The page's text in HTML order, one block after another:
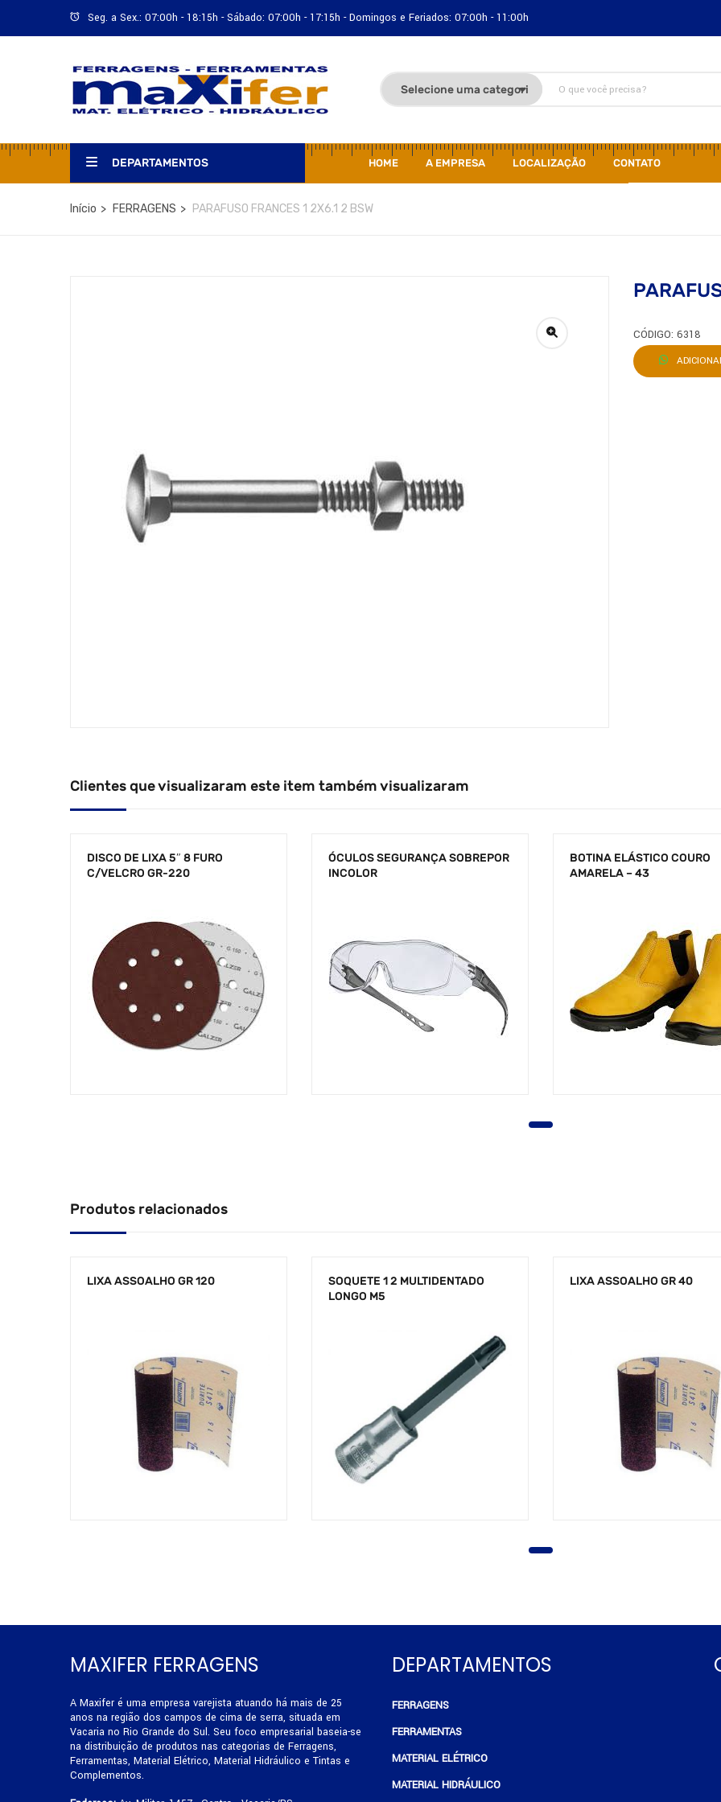
Seg. a Sex.: 07:00h - 18:15h - Sábado: 07:00h - 17:15h - Domingos e Feriados: 07:00h - 11:00h
DEPARTAMENTOS HOME A EMPRESA LOCALIZAÇÃO CONTATO
Início FERRAGENS PARAFUSO FRANCES 1 2X6.1 2 BSW
CÓDIGO: 6318
Clientes que visualizaram este item também visualizaram
DISCO DE LIXA 5″ 8 FURO
C/VELCRO GR-220
ÓCULOS SEGURANÇA SOBREPOR
INCOLOR
BOTINA ELÁSTICO COURO
AMARELA – 43
Produtos relacionados
LIXA ASSOALHO GR 120
SOQUETE 1 2 MULTIDENTADO
LONGO M5
LIXA ASSOALHO GR 40
MAXIFER FERRAGENS
A Maxifer é uma empresa varejista atuando há mais de 25
anos na região dos campos de cima de serra, situada em
Vacaria no Rio Grande do Sul. Seu foco empresarial baseia-se
na distribuição de produtos nas categorias de Ferragens,
Ferramentas, Material Elétrico, Material Hidráulico e Tintas e
Complementos.
DEPARTAMENTOS
FERRAGENS
FERRAMENTAS
MATERIAL ELÉTRICO
MATERIAL HIDRÁULICO